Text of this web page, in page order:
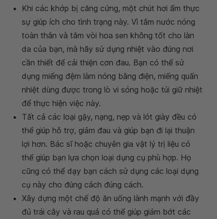
Khi các khớp bị căng cứng, một chút hơi ấm thực
sự giúp ích cho tình trạng này. Vì tắm nước nóng
toàn thân và tắm vòi hoa sen không tốt cho làn
da của bạn, mà hãy sử dụng nhiệt vào đúng nơi
cần thiết để cải thiện cơn đau. Bạn có thể sử
dụng miếng đệm làm nóng bằng điện, miếng quấn
nhiệt dùng được trong lò vi sóng hoặc túi giữ nhiệt
để thực hiện việc này.
Tất cả các loại gậy, nạng, nẹp và lót giày đều có
thể giúp hỗ trợ, giảm đau và giúp bạn đi lại thuận
lợi hơn. Bác sĩ hoặc chuyên gia vật lý trị liệu có
thể giúp bạn lựa chọn loại dụng cụ phù hợp. Họ
cũng có thể dạy bạn cách sử dụng các loại dụng
cụ này cho đúng cách đúng cách.
Xây dựng một chế độ ăn uống lành mạnh với đầy
đủ trái cây và rau quả có thể giúp giảm bớt các